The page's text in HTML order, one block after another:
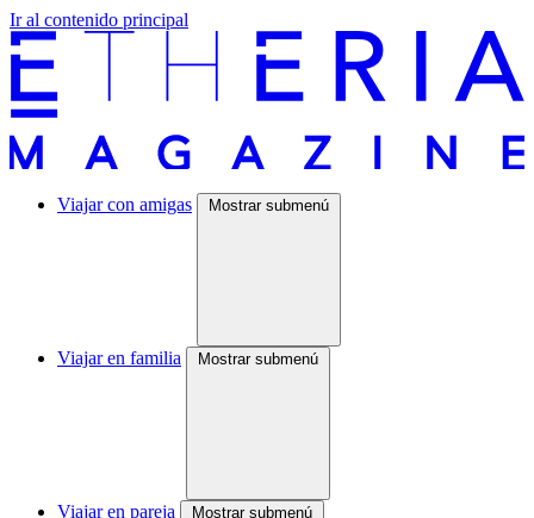
Ir al contenido principal
Viajar con amigas Mostrar submenú
Viajar en familia Mostrar submenú
Viajar en pareja Mostrar submenú